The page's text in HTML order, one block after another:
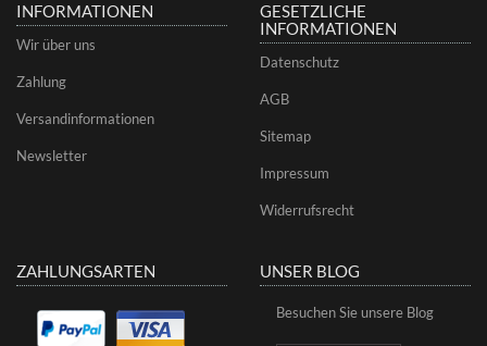
INFORMATIONEN
Wir über uns
Zahlung
Versandinformationen
Newsletter
GESETZLICHE
INFORMATIONEN
Datenschutz
AGB
Sitemap
Impressum
Widerrufsrecht
ZAHLUNGSARTEN UNSER BLOG
Besuchen Sie unsere Blog